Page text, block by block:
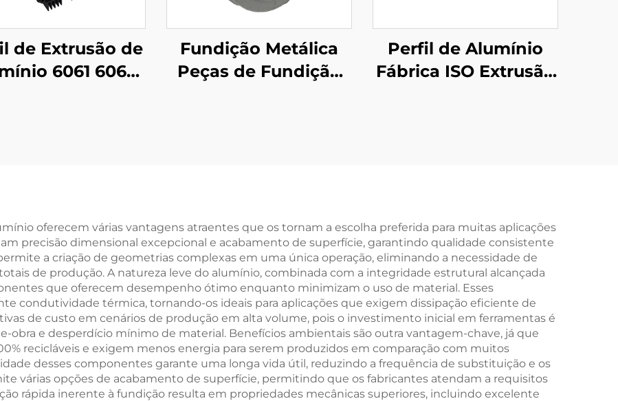
de Extrusão de
6061 6063
Fundição Metálica
Peças de Fundição
Perfil de Alumínio
Fábrica ISO Extrusão
oferecem várias vantagens atraentes que os tornam a escolha preferida para muitas aplicações
precisão dimensional excepcional e acabamento de superfície, garantindo qualidade consistente
a criação de geometrias complexas em uma única operação, eliminando a necessidade de
de produção. A natureza leve do alumínio, combinada com a integridade estrutural alcançada
que oferecem desempenho ótimo enquanto minimizam o uso de material. Esses
condutividade térmica, tornando-os ideais para aplicações que exigem dissipação eficiente de
de custo em cenários de produção em alta volume, pois o investimento inicial em ferramentas é
obra e desperdício mínimo de material. Benefícios ambientais são outra vantagem-chave, já que
recicláveis e exigem menos energia para serem produzidos em comparação com muitos
desses componentes garante uma longa vida útil, reduzindo a frequência de substituição e os
várias opções de acabamento de superfície, permitindo que os fabricantes atendam a requisitos
rápida inerente à fundição resulta em propriedades mecânicas superiores, incluindo excelente